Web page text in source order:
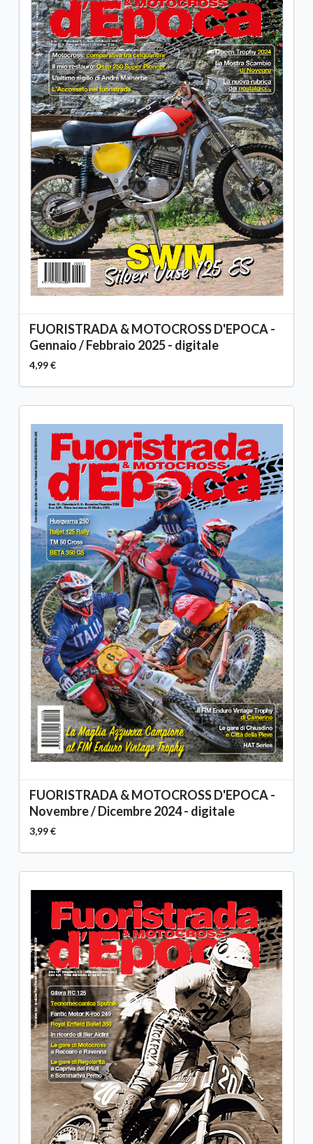
FUORISTRADA & MOTOCROSS D'EPOCA -
Gennaio / Febbraio 2025 - digitale
4,99 €
FUORISTRADA & MOTOCROSS D'EPOCA -
Novembre / Dicembre 2024 - digitale
3,99 €